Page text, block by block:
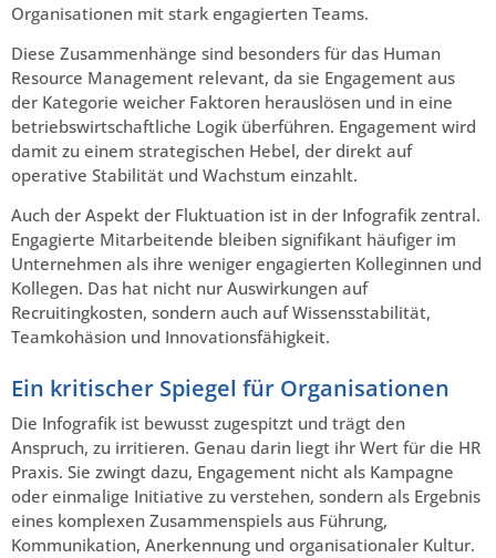
Organisationen mit stark engagierten Teams.
Diese Zusammenhänge sind besonders für das Human
Resource Management relevant, da sie Engagement aus
der Kategorie weicher Faktoren herauslösen und in eine
betriebswirtschaftliche Logik überführen. Engagement wird
damit zu einem strategischen Hebel, der direkt auf
operative Stabilität und Wachstum einzahlt.
Auch der Aspekt der Fluktuation ist in der Infografik zentral.
Engagierte Mitarbeitende bleiben signifikant häufiger im
Unternehmen als ihre weniger engagierten Kolleginnen und
Kollegen. Das hat nicht nur Auswirkungen auf
Recruitingkosten, sondern auch auf Wissensstabilität,
Teamkohäsion und Innovationsfähigkeit.
Ein kritischer Spiegel für Organisationen
Die Infografik ist bewusst zugespitzt und trägt den
Anspruch, zu irritieren. Genau darin liegt ihr Wert für die HR
Praxis. Sie zwingt dazu, Engagement nicht als Kampagne
oder einmalige Initiative zu verstehen, sondern als Ergebnis
eines komplexen Zusammenspiels aus Führung,
Kommunikation, Anerkennung und organisationaler Kultur.